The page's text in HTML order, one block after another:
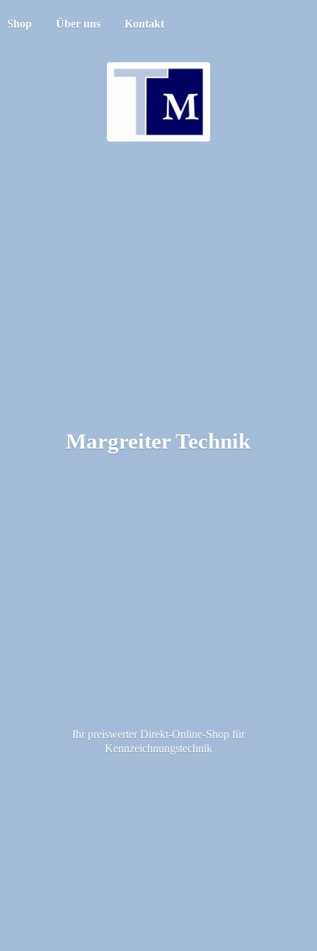
Shop Über uns Kontakt
Margreiter Technik
Ihr preiswerter Direkt-Online-Shop für
Kennzeichnungstechnik